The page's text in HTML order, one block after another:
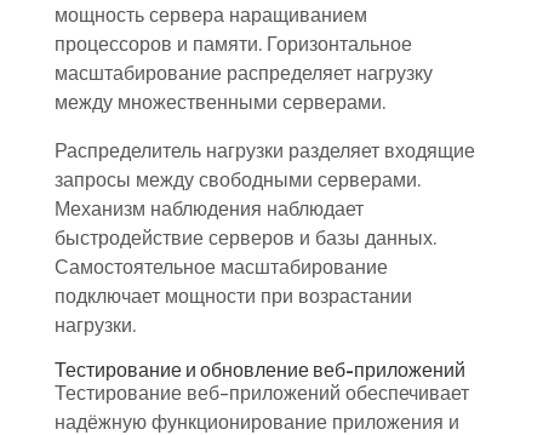
мощность сервера наращиванием
процессоров и памяти. Горизонтальное
масштабирование распределяет нагрузку
между множественными серверами.
Распределитель нагрузки разделяет входящие
запросы между свободными серверами.
Механизм наблюдения наблюдает
быстродействие серверов и базы данных.
Самостоятельное масштабирование
подключает мощности при возрастании
нагрузки.
Тестирование и обновление веб-приложений
Тестирование веб-приложений обеспечивает
надёжную функционирование приложения и